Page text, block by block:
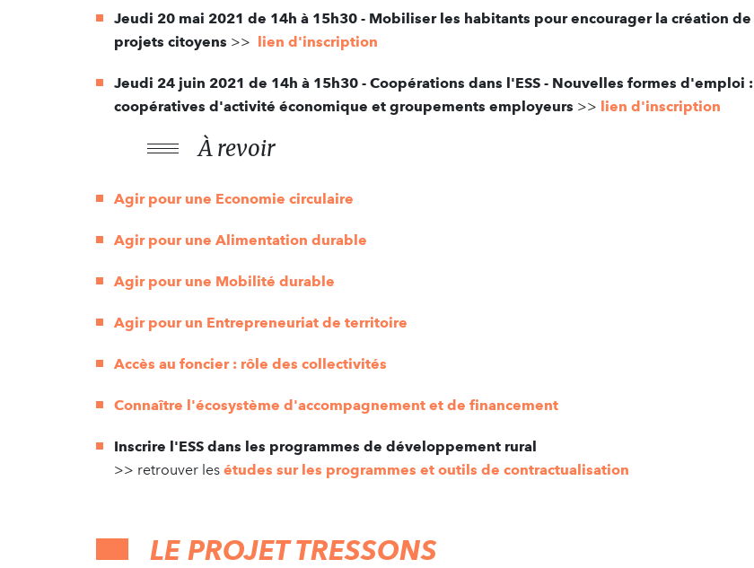
Jeudi 20 mai 2021 de 14h à 15h30 - Mobiliser les habitants pour encourager la création de
projets citoyens >> lien d'inscription
Jeudi 24 juin 2021 de 14h à 15h30 - Coopérations dans l'ESS - Nouvelles formes d'emploi :
coopératives d'activité économique et groupements employeurs >> lien d'inscription
À revoir
Agir pour une Economie circulaire
Agir pour une Alimentation durable
Agir pour une Mobilité durable
Agir pour un Entrepreneuriat de territoire
Accès au foncier : rôle des collectivités
Connaître l'écosystème d'accompagnement et de financement
Inscrire l'ESS dans les programmes de développement rural
>> retrouver les études sur les programmes et outils de contractualisation
LE PROJET TRESSONS